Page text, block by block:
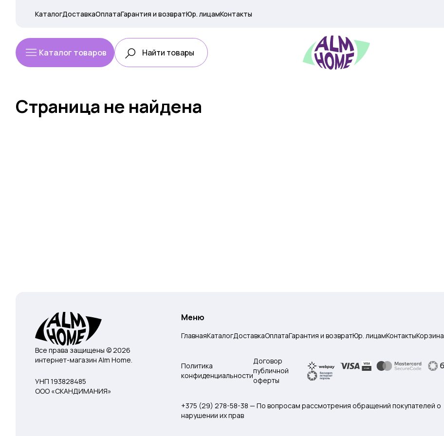
КаталогДоставкаОплатаГарантия и возвратЮр. лицамКонтакты
Каталог товаров
Страница не найдена
Все права защищены © 2026
интернет-магазин Alm Home.
УНП 193828485
ООО «СКАНДИМАНИЯ»
Меню
ГлавнаяКаталогДоставкаОплатаГарантия и возвратЮр. лицамКонтактыКорзина
Политика
конфиденциальности
Договор
публичной
оферты
+375 (29) 278-58-38 — По вопросам рассмотрения обращений покупателей о
нарушении их прав